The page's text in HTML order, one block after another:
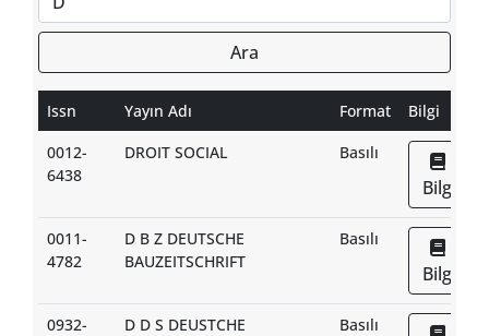
Ara
Issn Yayın Adı Format
Bilgi
0012-
6438
DROIT SOCIAL Basılı
Bilgi
0011-
4782
D B Z DEUTSCHE
BAUZEITSCHRIFT
Basılı
Bilgi
0932-
D D S DEUSTCHE
Basılı